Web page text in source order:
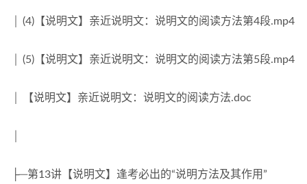
│ (4)【说明文】亲近说明文：说明文的阅读方法第4段.mp4
│ (5)【说明文】亲近说明文：说明文的阅读方法第5段.mp4
│ 【说明文】亲近说明文：说明文的阅读方法.doc
├─第13讲【说明文】逢考必出的“说明方法及其作用”